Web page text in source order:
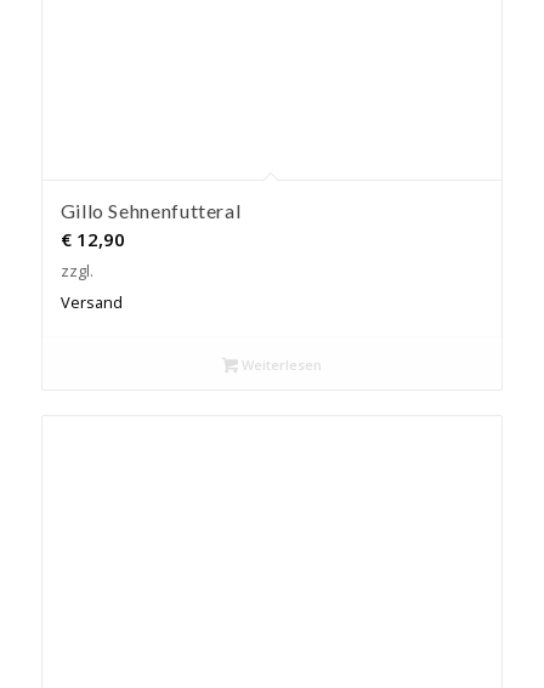
Gillo Sehnenfutteral
€12,90
zzgl.
Versand
Weiterlesen